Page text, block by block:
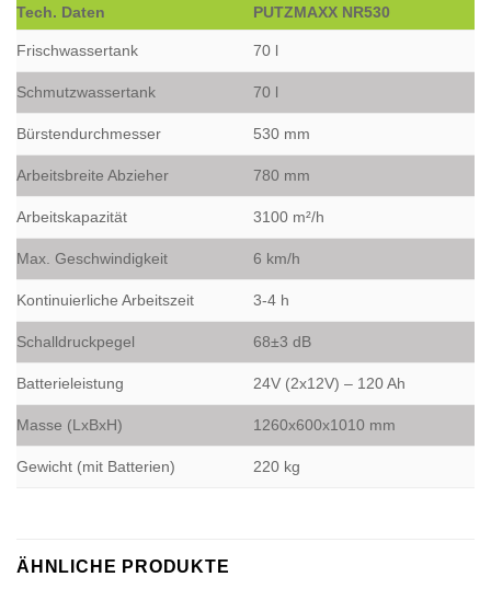
Tech. Daten PUTZMAXX NR530
Frischwassertank 70 l
Schmutzwassertank 70 l
Bürstendurchmesser 530 mm
Arbeitsbreite Abzieher 780 mm
Arbeitskapazität 3100 m²/h
Max. Geschwindigkeit 6 km/h
Kontinuierliche Arbeitszeit 3-4 h
Schalldruckpegel 68±3 dB
Batterieleistung 24V (2x12V) – 120 Ah
Masse (LxBxH) 1260x600x1010 mm
Gewicht (mit Batterien) 220 kg
ÄHNLICHE PRODUKTE